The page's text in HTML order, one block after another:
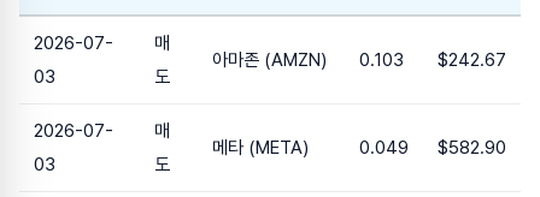
2026-07-
03
매
도
아마존 (AMZN) 0.103 $242.67
2026-07-
03
매
도
메타 (META) 0.049 $582.90